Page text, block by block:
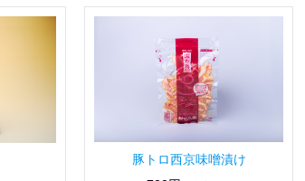
豚トロ西京味噌漬け